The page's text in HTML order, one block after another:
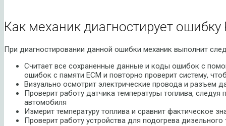
Как механик диагностирует ошибку
При диагностировании данной ошибки механик выполнит
Считает все сохраненные данные и коды ошибок с
ошибок с памяти ECM и повторно проверит систему,
Визуально осмотрит электрические провода и разъем
Проверит работу датчика температуры топлива,
автомобиля
Измерит температуру топлива и сравнит фактическое
Проверит работу устройства для подогрева дизельного